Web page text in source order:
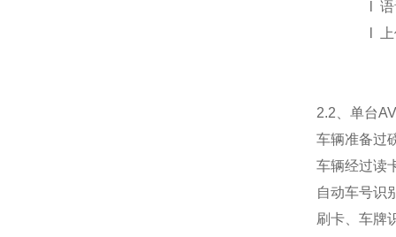
2.2 、单台
车辆准备过
车辆经过读
自动车号识
刷卡、车牌